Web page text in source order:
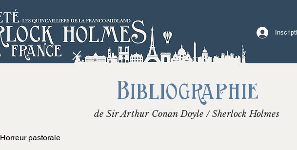
Bibliographie
de Sir Arthur Conan Doyle / Sherlock Holmes
Horreur pastorale